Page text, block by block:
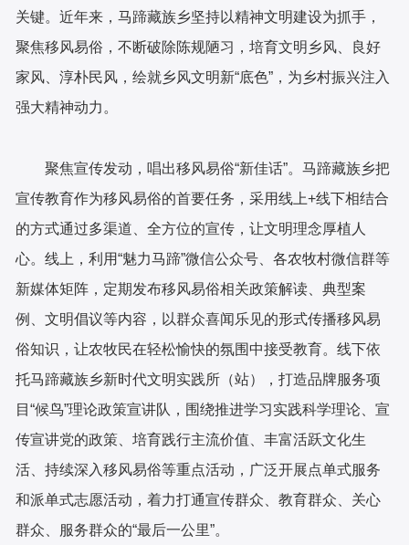
关键。近年来，马蹄藏族乡坚持以精神文明建设为抓手，
聚焦移风易俗，不断破除陈规陋习，培育文明乡风、良好
家风、淳朴民风，绘就乡风文明新“底色”，为乡村振兴注入
强大精神动力。
聚焦宣传发动，唱出移风易俗“新佳话”。马蹄藏族乡把
宣传教育作为移风易俗的首要任务，采用线上+线下相结合
的方式通过多渠道、全方位的宣传，让文明理念厚植人
心。线上，利用“魅力马蹄”微信公众号、各农牧村微信群等
新媒体矩阵，定期发布移风易俗相关政策解读、典型案
例、文明倡议等内容，以群众喜闻乐见的形式传播移风易
俗知识，让农牧民在轻松愉快的氛围中接受教育。线下依
托马蹄藏族乡新时代文明实践所（站），打造品牌服务项
目“候鸟”理论政策宣讲队，围绕推进学习实践科学理论、宣
传宣讲党的政策、培育践行主流价值、丰富活跃文化生
活、持续深入移风易俗等重点活动，广泛开展点单式服务
和派单式志愿活动，着力打通宣传群众、教育群众、关心
群众、服务群众的“最后一公里”。